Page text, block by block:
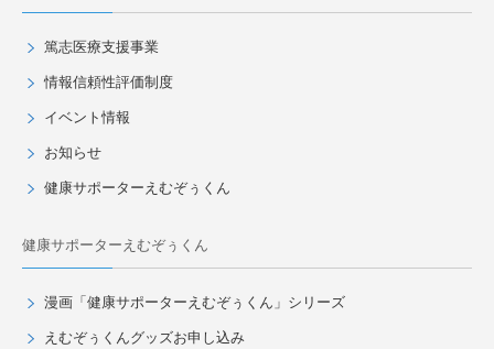
篤志医療支援事業
情報信頼性評価制度
イベント情報
お知らせ
健康サポーターえむぞぅくん
健康サポーターえむぞぅくん
漫画「健康サポーターえむぞぅくん」シリーズ
えむぞぅくんグッズお申し込み